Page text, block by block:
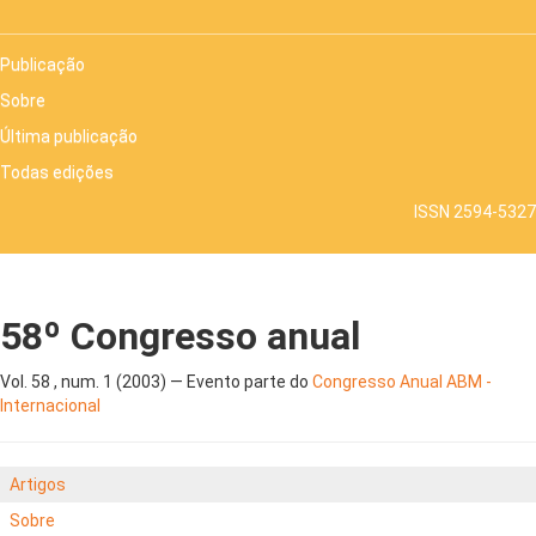
Publicação
Sobre
Última publicação
Todas edições
ISSN 2594-5327
58º Congresso anual
Vol. 58 , num. 1 (2003) — Evento parte do Congresso Anual ABM -
Internacional
Artigos
Sobre